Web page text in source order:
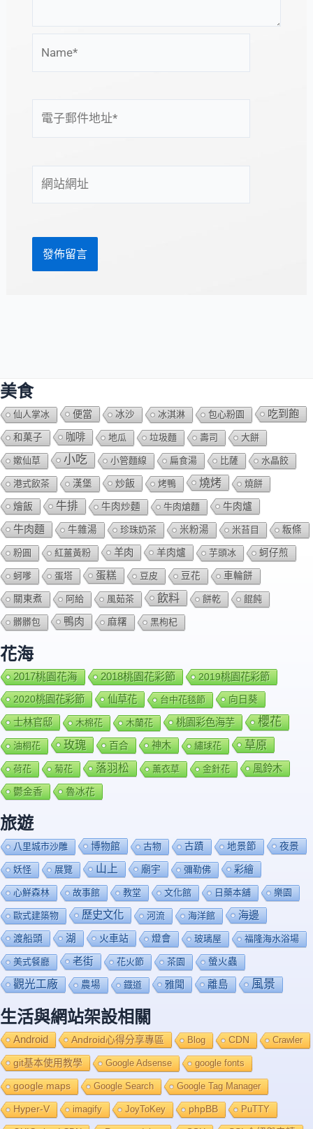
子
地
站
美食
仙人掌冰 便當 冰沙 冰淇淋 包心粉園 吃到飽
和菓子 咖啡 地瓜 垃圾麵 壽司 大餅
嫰仙草 小吃 小管麵線 扁食湯 比薩 水晶餃
港式飲茶 漢堡 炒飯 烤鴨 燒烤 燒餅
燴飯 牛排 牛肉炒麵 牛肉熗麵 牛肉爐
牛肉麵 牛雜湯 珍珠奶茶 米粉湯 米苔目 粄條
粉圓 紅薑黃粉 羊肉 羊肉爐 芋頭冰 蚵仔煎
蚵嗲 蛋塔 蛋糕 豆皮 豆花 車輪餅
關東煮 阿給 風茹茶 飲料 餅乾 餛飩
髒髒包 鴨肉 麻糬 黑枸杞
花海
2017桃園花海 2018桃園花彩節
2019桃園花彩節
2020桃園花彩節
仙草花 台中花毯節 向日葵
士林官邸 木棉花 木蘭花 桃園彩色海芋 櫻花
油桐花 玫瑰 百合 神木 繡球花 草原
荷花 菊花 落羽松 薰衣草 金針花 風鈴木
鬱金香 魯冰花
旅遊
八里城市沙雕 博物館 古物 古蹟 地景節 夜景
妖怪 展覽 山上 廟宇 彌勒佛 彩繪
心鮮森林 故事館 教堂 文化館 日藥本舖 樂園
歐式建築物 歷史文化 河流 海洋館 海邊
渡船頭 湖 火車站 燈會 玻璃屋 福隆海水浴場
美式餐廳 老街 花火節 茶園 螢火蟲
觀光工廠 農場 鐡道 雅聞 離島 風景
生活與網站架設相關
Android Android心得分享專區 Blog CDN Crawler
git基本使用教學 Google Adsense google fonts
google maps Google Search Google Tag Manager
Hyper-V imagify JoyToKey phpBB PuTTY